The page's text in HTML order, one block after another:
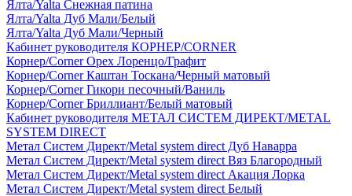
Ялта/Yalta Снежная патина
Ялта/Yalta Дуб Мали/Белый
Ялта/Yalta Дуб Мали/Черный
Кабинет руководителя КОРНЕР/CORNER
Корнер/Corner Орех Лоренцо/Графит
Корнер/Corner Каштан Тоскана/Черный матовый
Корнер/Corner Гикори песочный/Ваниль
Корнер/Corner Бриллиант/Белый матовый
Кабинет руководителя МЕТАЛ СИСТЕМ ДИРЕКТ/METAL
SYSTEM DIRECT
Метал Систем Директ/Metal system direct Дуб Наварра
Метал Систем Директ/Metal system direct Вяз Благородный
Метал Систем Директ/Metal system direct Акация Лорка
Метал Систем Директ/Metal system direct Белый